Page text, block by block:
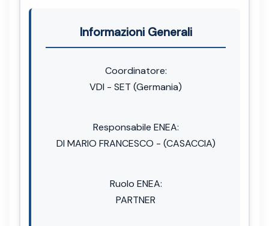
Informazioni Generali
Coordinatore:
VDI - SET (Germania)
Responsabile ENEA:
DI MARIO FRANCESCO - (CASACCIA)
Ruolo ENEA:
PARTNER